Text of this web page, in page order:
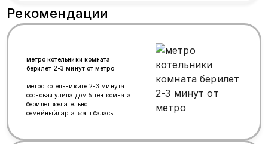
Рекомендации
метро котельники комната
берилет 2-3 минут от метро
метро котельникиге 2-3 минута
сосновая улица дом 5 тен комната
берилет желательно
семейныйларга жаш баласы
раздельно.уйдун жанында